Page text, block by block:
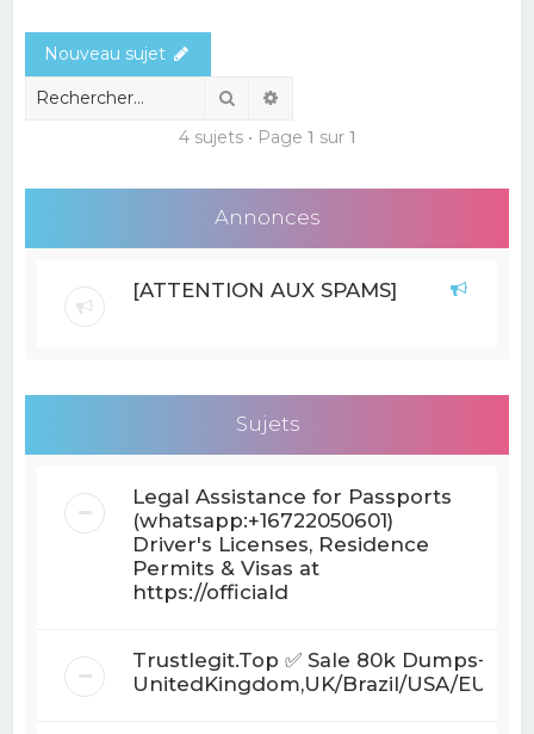
r
Nouveau sujet
Rechercher
4 sujets • Page 1 sur 1
Annonces
[ATTENTION AUX SPAMS]
Sujets
Legal Assistance for Passports
(whatsapp:+16722050601)
Driver's Licenses, Residence
Permits & Visas at
https://officiald
Trustlegit.Top ✅ Sale 80k
UnitedKingdom,UK/Brazil/USA/